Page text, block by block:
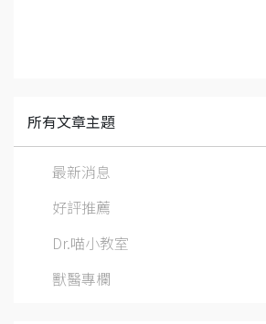
所有文章主題
最新消息
好評推薦
Dr.喵小教室
獸醫專欄